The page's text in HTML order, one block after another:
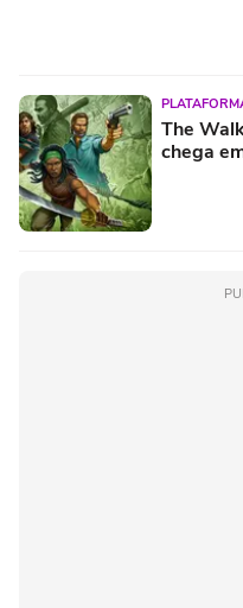
The
chega